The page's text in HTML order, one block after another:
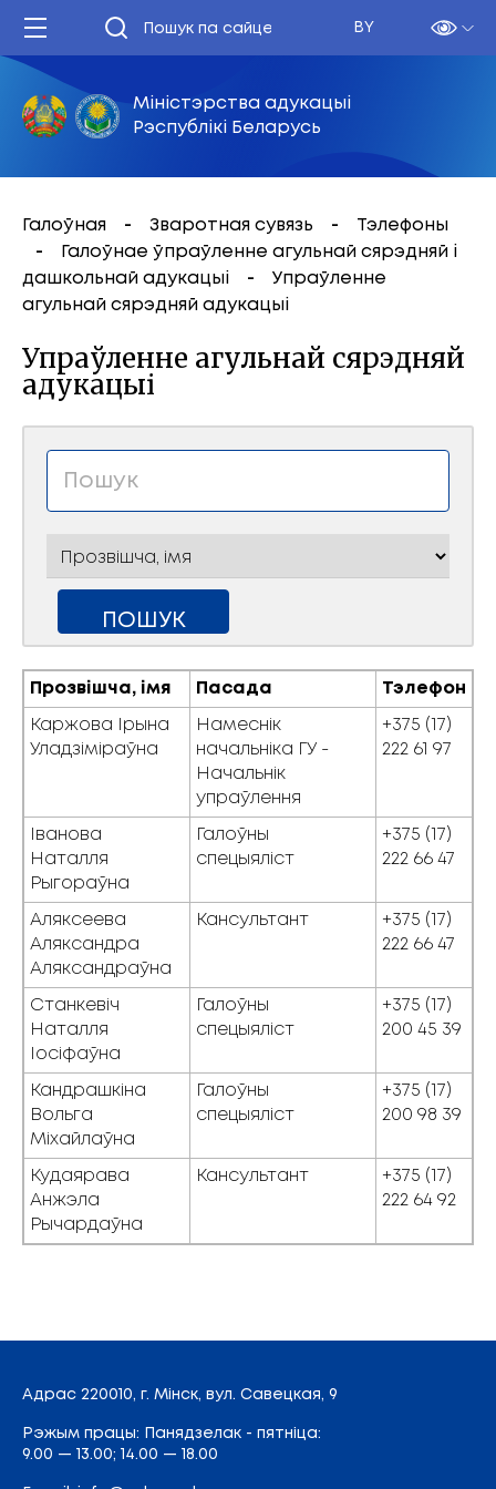
BY
Міністэрства адукацыі
Рэспублікі Беларусь
Галоўная Зваротная сувязь
Тэлефоны
Галоўнае ўпраўленне агульнай сярэдняй і
дашкольнай адукацыі
Упраўленне
агульнай сярэдняй адукацыі
Упраўленне агульнай сярэдняй
адукацыі
Прозвішча, імя Пасада Тэлефон
Каржова Ірына
Уладзіміраўна
Намеснік
начальніка ГУ -
Начальнік
упраўлення
+375 (17)
222 61 97
Іванова
Наталля
Рыгораўна
Галоўны
спецыяліст
+375 (17)
222 66 47
Аляксеева
Аляксандра
Аляксандраўна
Кансультант
+375 (17)
222 66 47
Cтанкевіч
Наталля
Іосіфаўна
Галоўны
спецыяліст
+375 (17)
200 45 39
Кандрашкіна
Вольга
Міхайлаўна
Галоўны
спецыяліст
+375 (17)
200 98 39
Кудаярава
Анжэла
Рычардаўна
Кансультант
+375 (17)
222 64 92
Адрас 220010, г. Мінск, вул. Савецкая, 9
Рэжым працы: Панядзелак - пятніца:
9.00 — 13.00; 14.00 — 18.00